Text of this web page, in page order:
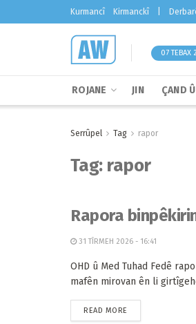
Kurmancî Kirmanckî
07 TEBAX
ROJANE JIN ÇAND
Serrûpel Tag rapor
Tag: rapor
Rapora
31 TÎRMEH 2026 - 16:41
OHD û Med Tuhad Fedê
mafên mirovan ên li
READ MORE